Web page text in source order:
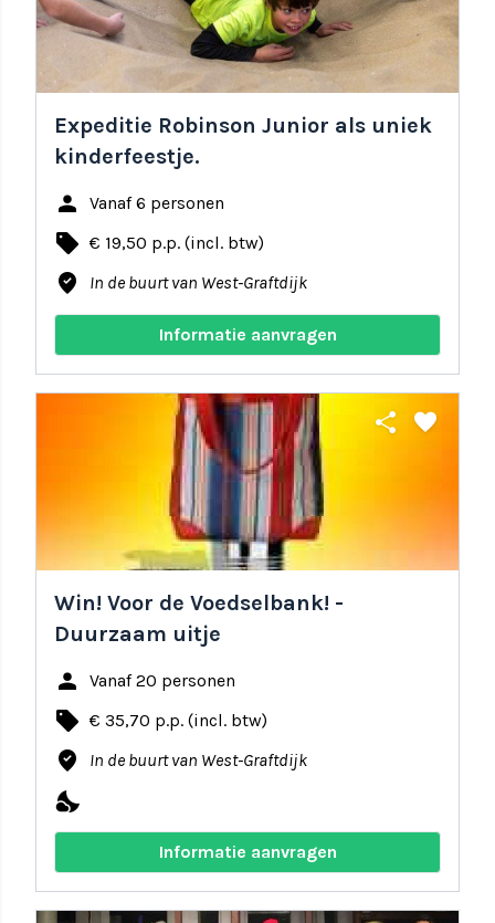
Expeditie Robinson Junior als uniek
kinderfeestje.
person Vanaf 6 personen
local_offer € 19,50 p.p. (incl. btw)
where_to_vote In de buurt van West-Graftdijk
Informatie aanvragen
share favorite
Win! Voor de Voedselbank! -
Duurzaam uitje
person Vanaf 20 personen
local_offer € 35,70 p.p. (incl. btw)
where_to_vote In de buurt van West-Graftdijk
nights_stay
Informatie aanvragen